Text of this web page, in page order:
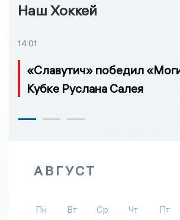
Наш Хоккей
14:01
«Славутич» победил
Кубке Руслана Салея
АВГУСТ
Пн Вт Ср Чт Пт